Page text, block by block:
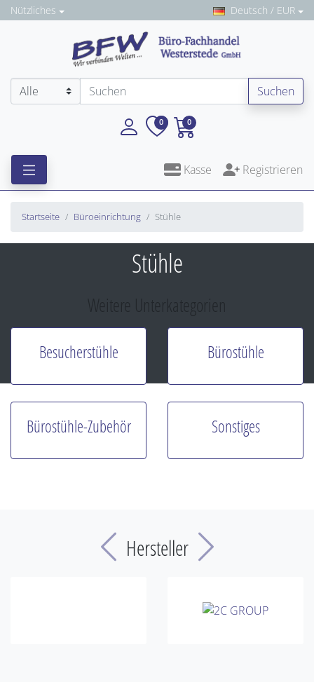
Nützliches Deutsch / EUR
Suchen
0 0
Kasse Registrieren
Startseite Büroeinrichtung Stühle
Stühle
Weitere Unterkategorien
Besucherstühle Bürostühle
Bürostühle-Zubehör Sonstiges
Previous
Hersteller